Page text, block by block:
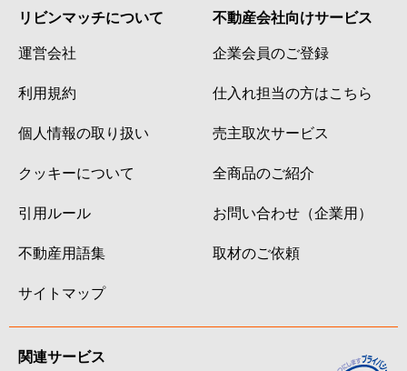
リビンマッチについて
運営会社
利用規約
個人情報の取り扱い
クッキーについて
引用ルール
不動産用語集
サイトマップ
不動産会社向けサービス
企業会員のご登録
仕入れ担当の方はこちら
売主取次サービス
全商品のご紹介
お問い合わせ（企業用）
取材のご依頼
関連サービス